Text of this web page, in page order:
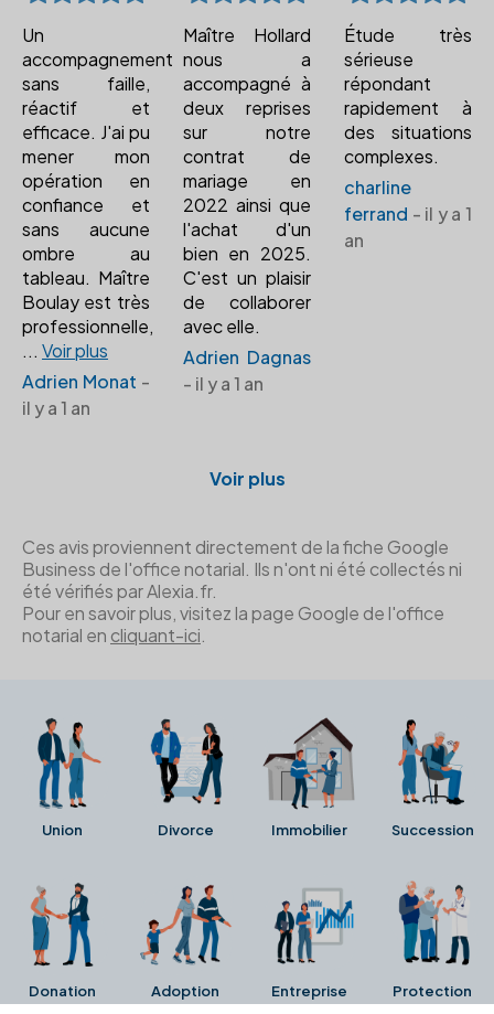
Un
accompagnement
sans faille,
réactif et
efficace. J'ai pu
mener mon
opération en
confiance et
sans aucune
ombre au
tableau. Maître
Boulay est très
professionnelle,
... Voir plus
Adrien Monat -
il y a 1 an
Maître Hollard
nous a
accompagné à
deux reprises
sur notre
contrat de
mariage en
2022 ainsi que
l'achat d'un
bien en 2025.
C'est un plaisir
de collaborer
avec elle.
Adrien Dagnas
- il y a 1 an
Étude très
sérieuse
répondant
rapidement à
des situations
complexes.
charline
ferrand - il y a 1
an
Voir plus
Ces avis proviennent directement de la fiche Google
Business de l'office notarial. Ils n'ont ni été collectés ni
été vérifiés par Alexia.fr.
Pour en savoir plus, visitez la page Google de l'office
notarial en cliquant-ici.
Union Divorce Immobilier Succession
Donation Adoption Entreprise Protection